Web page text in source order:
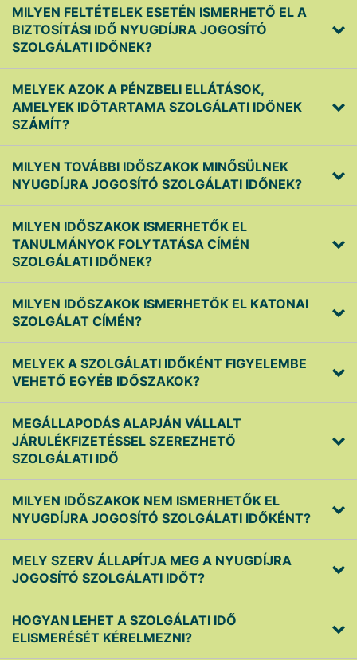
MILYEN FELTÉTELEK ESETÉN ISMERHETŐ EL A
BIZTOSÍTÁSI IDŐ NYUGDÍJRA JOGOSÍTÓ
SZOLGÁLATI IDŐNEK?
MELYEK AZOK A PÉNZBELI ELLÁTÁSOK,
AMELYEK IDŐTARTAMA SZOLGÁLATI IDŐNEK
SZÁMÍT?
MILYEN TOVÁBBI IDŐSZAKOK MINŐSÜLNEK
NYUGDÍJRA JOGOSÍTÓ SZOLGÁLATI IDŐNEK?
MILYEN IDŐSZAKOK ISMERHETŐK EL
TANULMÁNYOK FOLYTATÁSA CÍMÉN
SZOLGÁLATI IDŐNEK?
MILYEN IDŐSZAKOK ISMERHETŐK EL KATONAI
SZOLGÁLAT CÍMÉN?
MELYEK A SZOLGÁLATI IDŐKÉNT FIGYELEMBE
VEHETŐ EGYÉB IDŐSZAKOK?
MEGÁLLAPODÁS ALAPJÁN VÁLLALT
JÁRULÉKFIZETÉSSEL SZEREZHETŐ
SZOLGÁLATI IDŐ
MILYEN IDŐSZAKOK NEM ISMERHETŐK EL
NYUGDÍJRA JOGOSÍTÓ SZOLGÁLATI IDŐKÉNT?
MELY SZERV ÁLLAPÍTJA MEG A NYUGDÍJRA
JOGOSÍTÓ SZOLGÁLATI IDŐT?
HOGYAN LEHET A SZOLGÁLATI IDŐ
ELISMERÉSÉT KÉRELMEZNI?